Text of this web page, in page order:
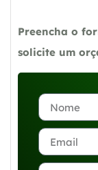
Preencha o
solicite um